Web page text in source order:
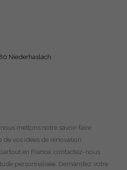
Niederhaslach
mettons notre savoir-faire
de vos idées de rénovation
en France, contactez-nous
personnalisée. Demandez votre